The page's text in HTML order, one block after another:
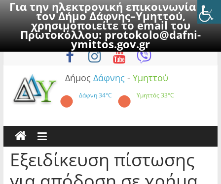
Για την ηλεκτρονική επικοινωνία με
τον Δήμο Δάφνης–Υμηττού,
χρησιμοποιείτε το email του
Πρωτοκόλλου:protokolo@dafni-
ymittos.gov.gr
to
Κυριακή, 9 Αυγούστου 2026
Δήμος Δάφνης - Υμηττού
Δάφνη34°C Υμηττός33°C
Εξειδίκευση πίστωσης